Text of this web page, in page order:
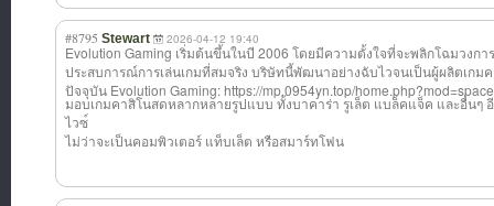
#8795 Stewart 2026-04-12 19:40
Evolution Gaming เริ่มต้นขึ้นในป ี 2006 โดยมีความตั้งใจที่จะพลิกโฉมวงกา
ประสบการณ์การเล่นเกมที่สมจริง บริษัทนี้พัฒนาอย่างฉับไวจนเป็นผู้ผลิตเกม
ปัจจุบัน Evolution Gaming: https://mp.0954yn.top/
มอบเกมคาสิโนสดหลากหลายรูปแบบ ทั้งบาคาร่า รูเล็ต แบล็คแจ็ค และอื่นๆ
ไวซ
ไม่ว่าจะเป็นคอมพิวเตอร์ แท็บเล็ต หรือสมาร์ทโฟน